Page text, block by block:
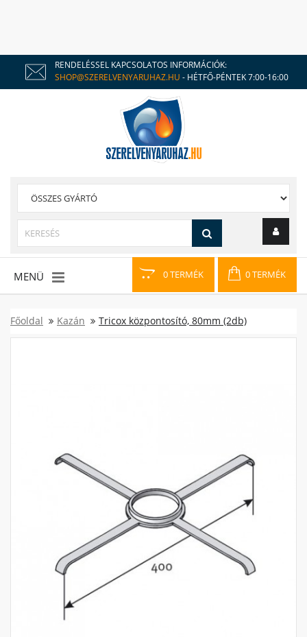
RENDELÉSSEL KAPCSOLATOS INFORMÁCIÓK:
SHOP@SZERELVENYARUHAZ.HU - HÉTFŐ-PÉNTEK 7:00-16:00
0 TERMÉK 0 TERMÉK
MENÜ
Főoldal Kazán Tricox központosító, 80mm (2db)